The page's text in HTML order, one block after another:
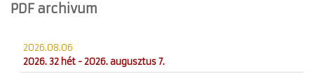
PDF archivum
2026.08.06
2026. 32 hét - 2026. augusztus 7.